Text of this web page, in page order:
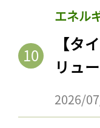
エネル
【タ
リュ
2026/